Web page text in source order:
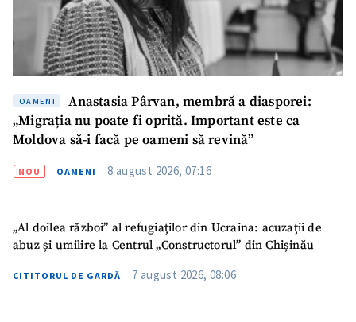
OAMENI
Anastasia Pârvan, membră a diasporei:
„Migrația nu poate fi oprită. Important este ca
Moldova să-i facă pe oameni să revină”
NOU OAMENI 8 august 2026, 07:16
„Al doilea război” al refugiaților din Ucraina: acuzații de
abuz și umilire la Centrul „Constructorul” din Chișinău
CITITORUL DE GARDĂ 7 august 2026, 08:06
Titlu știre
+ Adaugă titlu
Fotografie
+ Încarcă imagine
Link media
+ Link media
CONTACT SURSĂ
Sursă anonimă